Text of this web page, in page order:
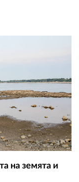
на земята и